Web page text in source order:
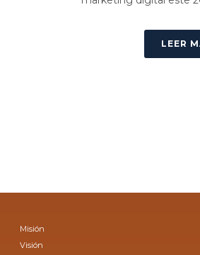
LEER
Misión
Visión